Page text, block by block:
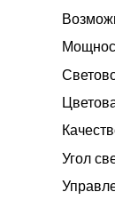
Угол